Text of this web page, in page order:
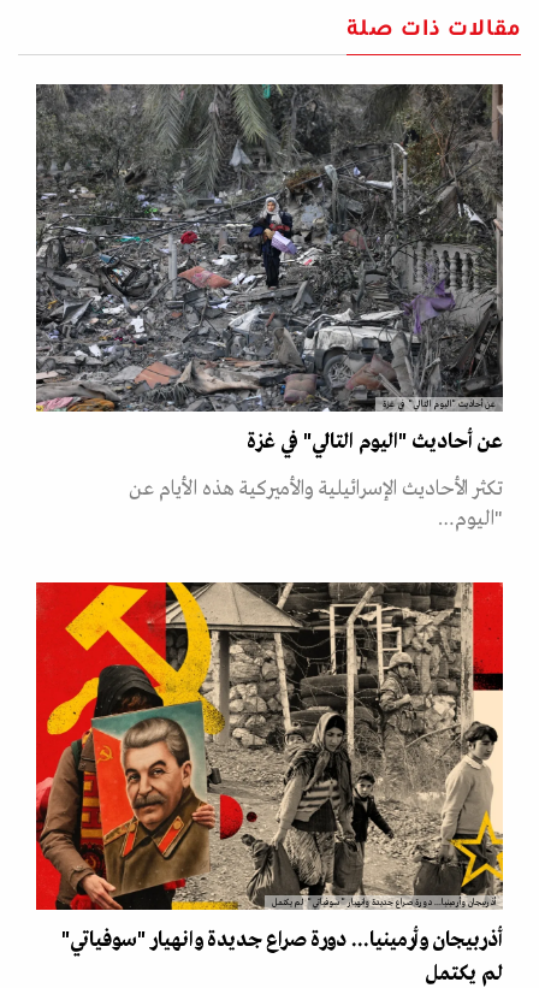
مقالات ذات صلة
عن أحاديث "اليوم التالي" في غزة
عن أحاديث "اليوم التالي" في غزة
تكثر الأحاديث الإسرائيلية والأميركية هذه الأيام عن
"اليوم…
أذربيجان وأرمينيا... دورة صراع جديدة وانهيار "سوفياتي" لم يكتمل
أذربيجان وأرمينيا... دورة صراع جديدة وانهيار "سوفياتي"
لم يكتمل